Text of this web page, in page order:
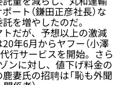
ート（鎌田正彦社長）な
を増やしたのだ。
だが、予想以上の激減
年6月からヤフー（小澤
行サービスを開始。さら
ンに対し、値下げ料金の
妻氏の招聘は「恥も外聞